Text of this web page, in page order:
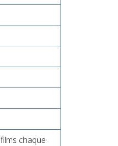
chaque